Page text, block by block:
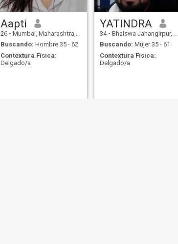
Aapti
26 • Mumbai, Maharashtra, India
Buscando: Hombre 35 - 62
Contextura Física:
Delgado/a
YATINDRA
34 • Bhalswa Jahangirpur, Delhi, India
Buscando: Mujer 35 - 61
Contextura Física:
Delgado/a